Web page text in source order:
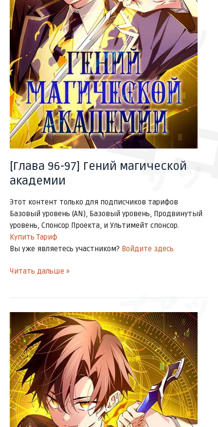
ゴゴ
バーン
サッ
サッ
ズアッ
[Глава 96-97] Гений магической
академии
Этот контент только для подписчиков тарифов
Базовый уровень (AN), Базовый уровень, Продвинутый
уровень, Спонсор Проекта, и Ультимейт спонсор.
Купить Тариф
Вы уже являетесь участником? Войдите здесь
Читать дальше »
94-
95]
Гений
магической
академии